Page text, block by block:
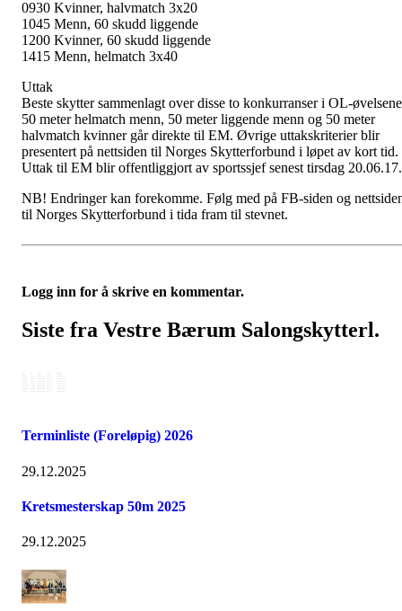
0930 Kvinner, halvmatch 3x20
1045 Menn, 60 skudd liggende
1200 Kvinner, 60 skudd liggende
1415 Menn, helmatch 3x40
Uttak
Beste skytter sammenlagt over disse to konkurranser i OL-øvelsene
50 meter helmatch menn, 50 meter liggende menn og 50 meter
halvmatch kvinner går direkte til EM. Øvrige uttakskriterier blir
presentert på nettsiden til Norges Skytterforbund i løpet av kort tid.
Uttak til EM blir offentliggjort av sportssjef senest tirsdag 20.06.17.
NB! Endringer kan forekomme. Følg med på FB-siden og
til Norges Skytterforbund i tida fram til stevnet.
Logg inn for å skrive en kommentar.
Siste fra Vestre Bærum Salongskytterl.
Terminliste (Foreløpig) 2026
29.12.2025
Kretsmesterskap 50m 2025
29.12.2025